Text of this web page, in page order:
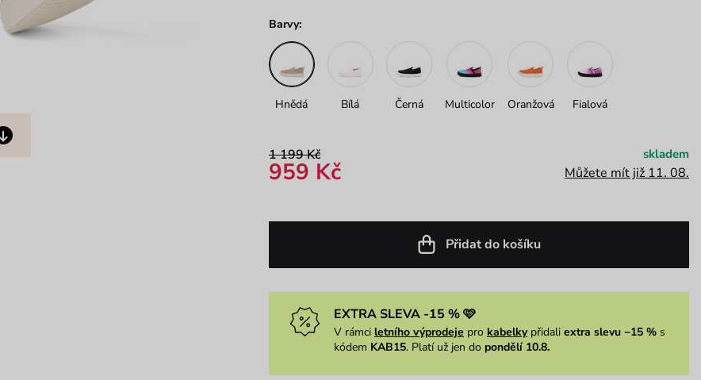
Barvy:
Hnědá Bílá Černá Multicolor Oranžová Fialová
1 199 Kč
959 Kč
skladem
Můžete mít již 11. 08.
Přidat do košíku
EXTRA SLEVA -15 % 🩷
V rámci letního výprodeje pro kabelkypřidali extra slevu −15 %s
kódem KAB15. Platí už jen do pondělí 10.8.